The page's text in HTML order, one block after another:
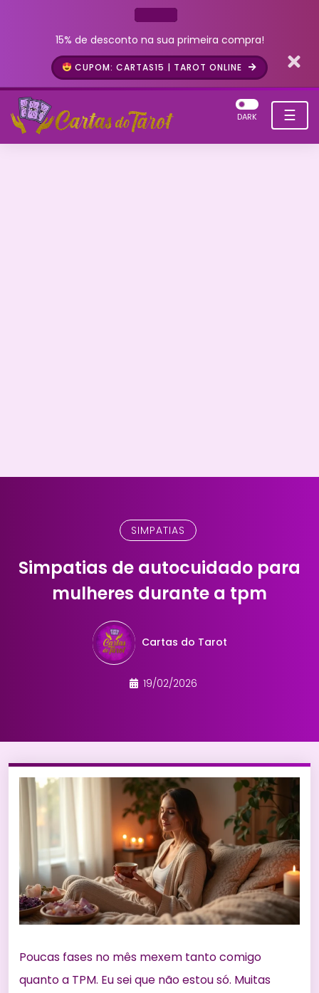
15% de desconto na sua primeira compra!
CUPOM: CARTAS15 | TAROT ONLINE
☰
DARK
SIMPATIAS
Simpatias de autocuidado para
mulheres durante a tpm
Cartas do Tarot
19/02/2026
Poucas fases no mês mexem tanto comigo
quanto a TPM. Eu sei que não estou só. Muitas